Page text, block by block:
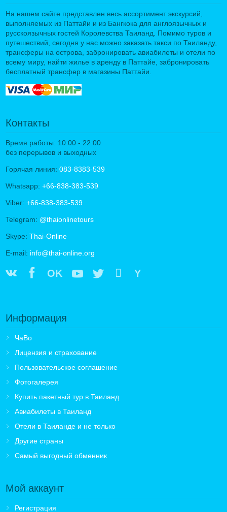
На нашем сайте представлен весь ассортимент экскурсий,
выполняемых из Паттайи и из Бангкока для англоязычных и
русскоязычных гостей Королевства Таиланд. Помимо туров и
путешествий, сегодня у нас можно заказать такси по Таиланду,
трансферы на острова, забронировать авиабилеты и отели по
всему миру, найти жилье в аренду в Паттайе, забронировать
бесплатный трансфер в магазины Паттайи.
Контакты
Время работы: 10:00 - 22:00
без перерывов и выходных
Горячая линия: 083-8383-539
Whatsapp: +66-838-383-539
Viber: +66-838-383-539
Telegram: @thaionlinetours
Skype: Thai-Online
E-mail: info@thai-online.org
OK Y
Информация
ЧаВо
Лицензия и страхование
Пользовательское соглашение
Фотогалерея
Купить пакетный тур в Таиланд
Авиабилеты в Таиланд
Отели в Таиланде и не только
Другие страны
Самый выгодный обменник
Мой аккаунт
Регистрация